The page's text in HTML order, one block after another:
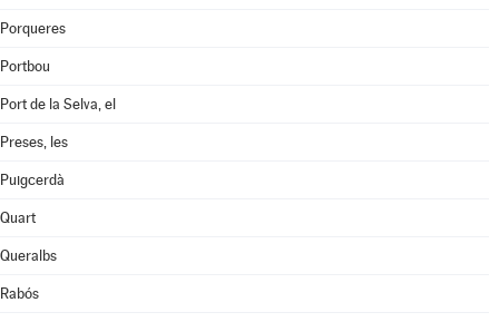
Porqueres
Portbou
Port de la Selva, el
Preses, les
Puigcerdà
Quart
Queralbs
Rabós